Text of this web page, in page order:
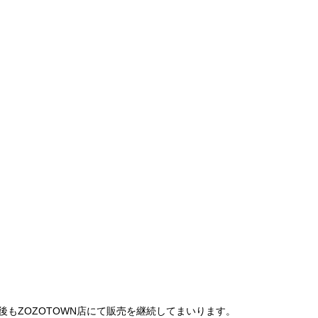
ZOZOTOWN店にて販売を継続してまいります。